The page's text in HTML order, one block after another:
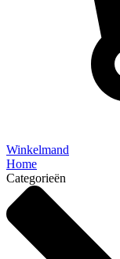
Winkelmand
Home
Categorieën